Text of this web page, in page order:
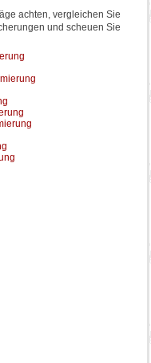
achten, vergleichen Sie
und scheuen Sie